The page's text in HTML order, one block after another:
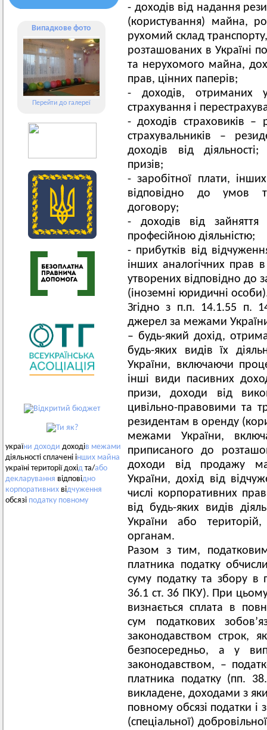
Випадкове фото
Перейти до галереї
україни доходи доходів межами
діяльності сплачені інших майна
україні території дохід та/або
декларування відповідно
корпоративних відчуження
обсязі податку повному
- доходів від надання
(користування) майна,
рухомий склад
розташованих в Україні
та нерухомого майна,
прав, цінних паперів;
- доходів, отриманих
страхування і
- доходів страховиків –
страхувальників –
доходів від
призів;
- заробітної плати,
відповідно до умов
договору;
- доходів від
професійною діяльністю;
- прибутків від
інших аналогічних прав
утворених відповідно до
(іноземні юридичні
Згідно з п.п. 14.1.55 п.
джерел за межами
– будь-який дохід,
будь-яких видів їх
України, включаючи
інші види пасивних
призи, доходи від
цивільно-правовими та
резидентам в оренду
межами України,
приписаного до
доходи від продажу
України, дохід від
числі корпоративних
від будь-яких видів
України або
органам.
Разом з тим, податковим
платника податку
суму податку та збору в
36.1 ст. 36 ПКУ). При
визнається сплата в
сум податкових
законодавством строк,
безпосередньо, а у
законодавством, –
платника податку (пп.
викладене, доходами з
повному обсязі податки
(спеціальної)